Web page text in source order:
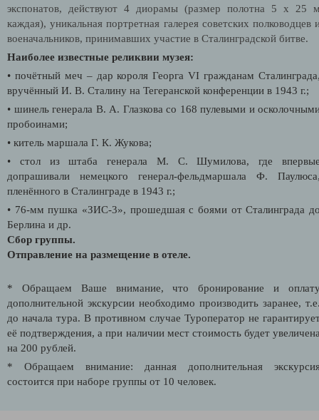
экспонатов, действуют 4 диорамы (размер полотна 5 х 25
каждая), уникальная портретная галерея советских полководцев
военачальников, принимавших участие в Сталинградской битве.
Наиболее известные реликвии музея:
• почётный меч – дар короля Георга VI гражданам
вручённый И. В. Сталину на Тегеранской конференции в 1943 г.;
• шинель генерала В. А. Глазкова со 168 пулевыми и
пробоинами;
• китель маршала Г. К. Жукова;
• стол из штаба генерала М. С. Шумилова, где
допрашивали немецкого генерал-фельдмаршала Ф.
пленённого в Сталинграде в 1943 г.;
• 76-мм пушка «ЗИС-3», прошедшая с боями от Сталинграда
Берлина и др.
Сбор группы.
Отправление на размещение в отеле.
* Обращаем Ваше внимание, что бронирование и
дополнительной экскурсии необходимо производить заранее,
до начала тура. В противном случае Туроператор не
её подтверждения, а при наличии мест стоимость будет
на 200 рублей.
* Обращаем внимание: данная дополнительная
состоится при наборе группы от 10 человек.